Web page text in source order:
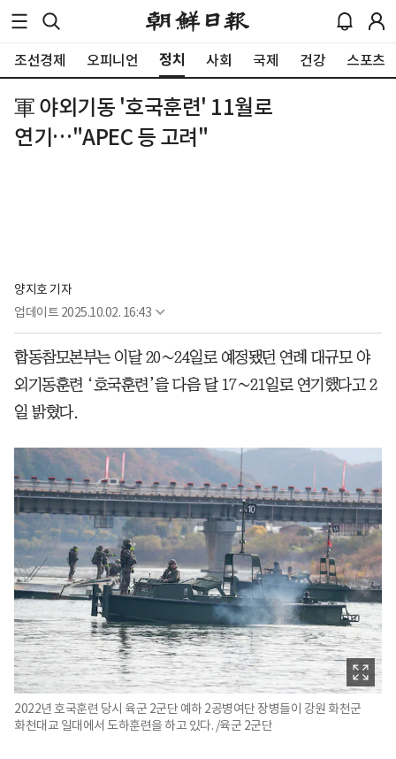
조선경제 오피니언 정치 사회 국제 건강 스포츠
軍 야외기동 '호국훈련' 11월로
연기…"APEC 등 고려"
양지호 기자
업데이트 2025.10.02. 16:43
합동참모본부는 이달 20∼24일로 예정됐던 연례 대규모 야
외기동훈련 ‘호국훈련’을 다음 달 17∼21일로 연기했다고 2
일 밝혔다.
2022년 호국훈련 당시 육군 2군단 예하 2공병여단 장병들이 강원 화천군
화천대교 일대에서 도하훈련을 하고 있다. /육군 2군단